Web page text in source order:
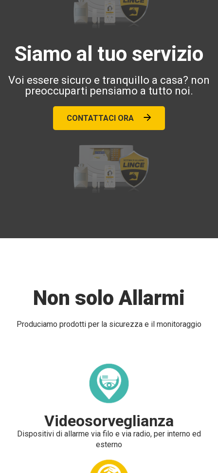
Siamo al tuo servizio
Voi essere sicuro e tranquillo a casa? non
preoccuparti pensiamo a tutto noi.
CONTATTACI ORA
Non solo Allarmi
Produciamo prodotti per la sicurezza e il monitoraggio
Videosorveglianza
Dispositivi di allarme via filo e via radio, per interno ed
esterno